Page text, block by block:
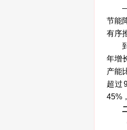
——
节能
有序
到
年增
产能
超过
45%
二
（